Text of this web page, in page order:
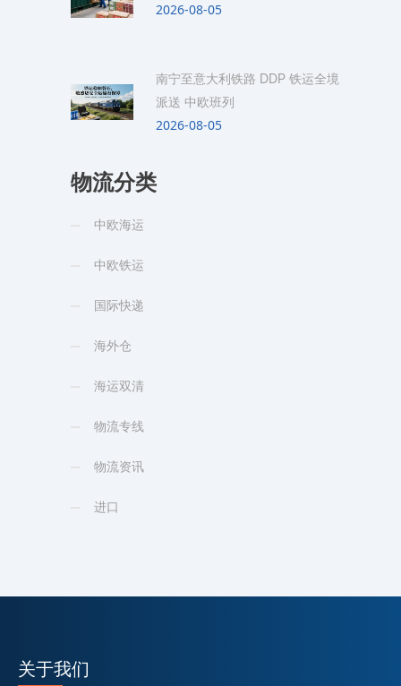
2026-08-05
南宁至意大利铁路 DDP 铁运全境
派送 中欧班列
2026-08-05
物流分类
中欧海运
中欧铁运
国际快递
海外仓
海运双清
物流专线
物流资讯
进口
关于我们